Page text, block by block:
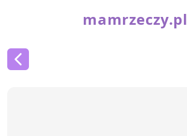
mamrzeczy.pl